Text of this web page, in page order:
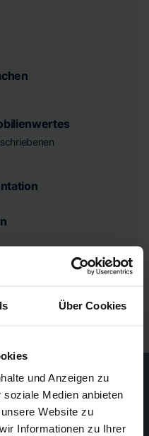
Über Cookies
und Anzeigen zu
Medien anbieten
Website zu
Informationen zu Ihrer